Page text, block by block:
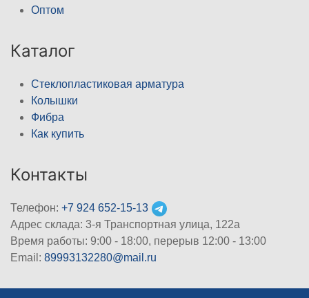
Оптом
Каталог
Стеклопластиковая арматура
Колышки
Фибра
Как купить
Контакты
Телефон: +7 924 652-15-13
Адрес склада: 3-я Транспортная улица, 122а
Время работы: 9:00 - 18:00, перерыв 12:00 - 13:00
Email: 89993132280@mail.ru